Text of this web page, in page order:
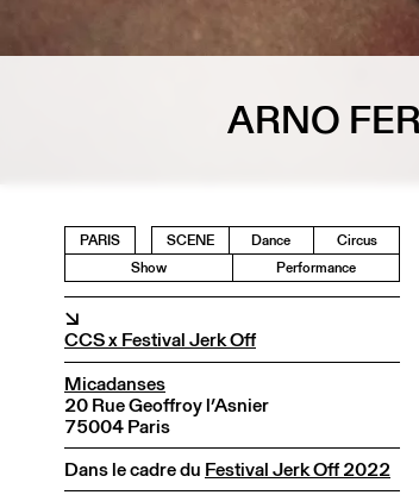
ARNO
PARIS SCENE Dance
Circus
Show
Performance
↘
CCS x Festival Jerk Off
Micadanses
20 Rue Geoffroy l’Asnier
75004 Paris
Dans le cadre du Festival Jerk Off 2022